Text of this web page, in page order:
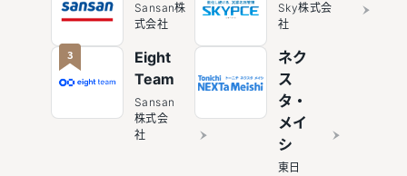
Sansan株
式会社
Sky株式会
社
3
Eight
Team
Sansan
株式会
社
ネク
ス
タ・
メイ
シ
東日